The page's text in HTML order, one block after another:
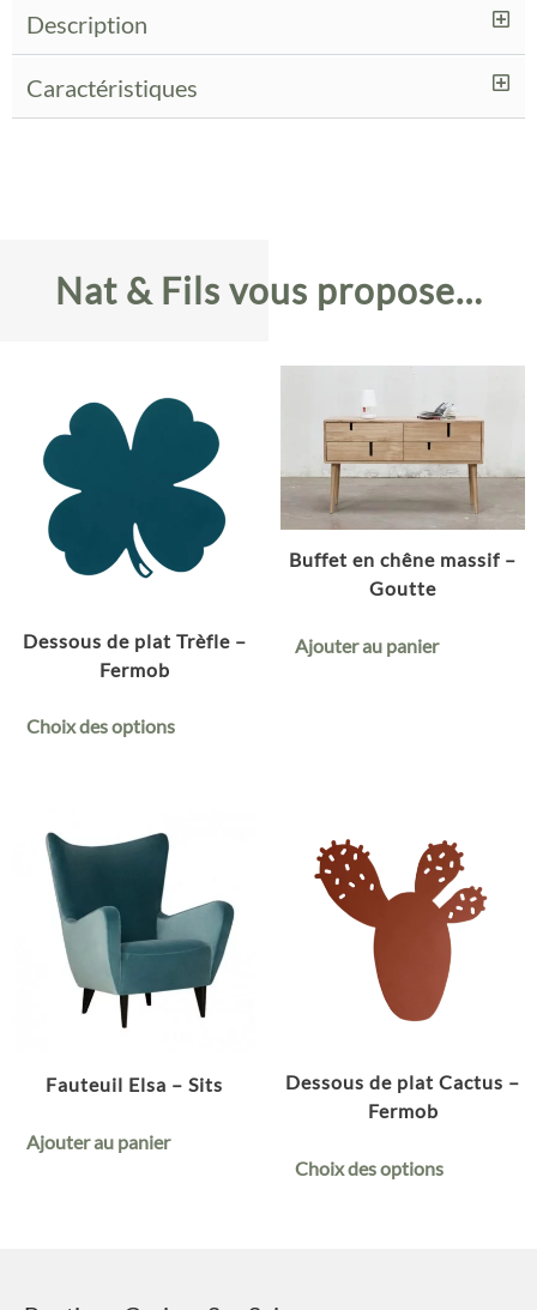
Description
Caractéristiques
Nat & Fils vous propose…
Dessous de plat Trèfle –
Fermob
Choix des options
Buffet en chêne massif –
Goutte
Ajouter au panier
Fauteuil Elsa – Sits
Ajouter au panier
Dessous de plat Cactus –
Fermob
Choix des options